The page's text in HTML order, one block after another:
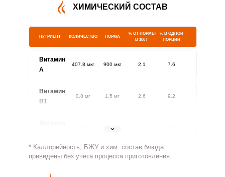
ХИМИЧЕСКИЙ СОСТАВ
НУТРИЕНТ КОЛИЧЕСТВО НОРМА
% ОТ НОРМЫ
В 100 Г
% В ОДНОЙ
ПОРЦИИ
Витамин
A
407.8 мкг 900 мкг 2.1 7.6
Витамин
В1
0.8 мг 1.5 мг 2.6 9.2
1.8 мг
Витамин
99.5 мг 500 мг 0.9 3.3
* Каллорийность, БЖУ и хим. состав блюда
приведены без учета процесса приготовления.